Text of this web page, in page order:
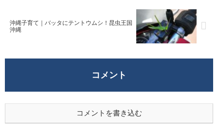
沖縄子育て｜バッタにテントウムシ！昆虫王国
沖縄
コメント
コメントを書き込む